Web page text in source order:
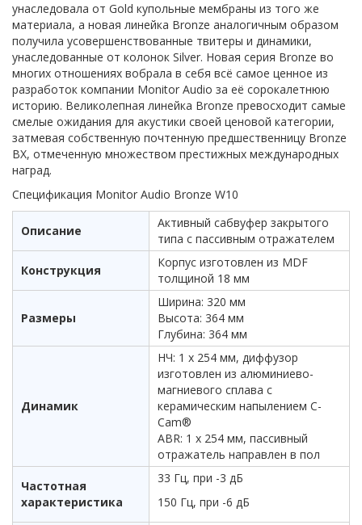
унаследовала от Gold купольные мембраны из того же
материала, а новая линейка Bronze аналогичным образом
получила усовершенствованные твитеры и динамики,
унаследованные от колонок Silver. Новая серия Bronze во
многих отношениях вобрала в себя всё самое ценное из
разработок компании Monitor Audio за её сорокалетнюю
историю. Великолепная линейка Bronze превосходит самые
смелые ожидания для акустики своей ценовой категории,
затмевая собственную почтенную предшественницу Bronze
BX, отмеченную множеством престижных международных
наград.
Спецификация Monitor Audio Bronze W10
Описание
Активный сабвуфер закрытого
типа с пассивным отражателем
Конструкция
Корпус изготовлен из MDF
толщиной 18 мм
Размеры
Ширина: 320 мм
Высота: 364 мм
Глубина: 364 мм
Динамик
НЧ: 1 х 254 мм, диффузор
изготовлен из алюминиево-
магниевого сплава с
керамическим напылением C-
Cam®
ABR: 1 x 254 мм, пассивный
отражатель направлен в пол
Частотная
характеристика
33 Гц, при -3 дБ
150 Гц, при -6 дБ